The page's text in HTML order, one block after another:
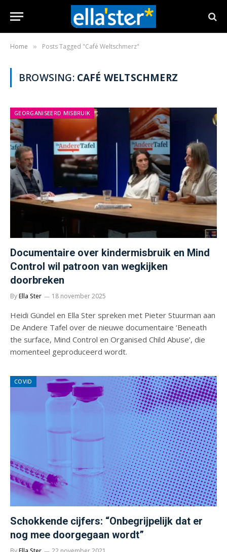
Home » Posts Tagged "Café Weltschmerz"
BROWSING: CAFÉ WELTSCHMERZ
GEORGANISEERD MISBRUIK
Documentaire over kindermisbruik en Mind
Control wil patroon van wegkijken
doorbreken
ByElla Ster 18 november 2025
Heidi Gündel en Ella Ster spreken met Pieter Stuurman aan
De Andere Tafel over de nieuwe documentaire ‘Beneath
the surface, Mind Control en Organised Child Abuse’, die
momenteel geproduceerd wordt.
COVID
Schokkende cijfers: “Onbegrijpelijk dat er
nog mee doorgegaan wordt”